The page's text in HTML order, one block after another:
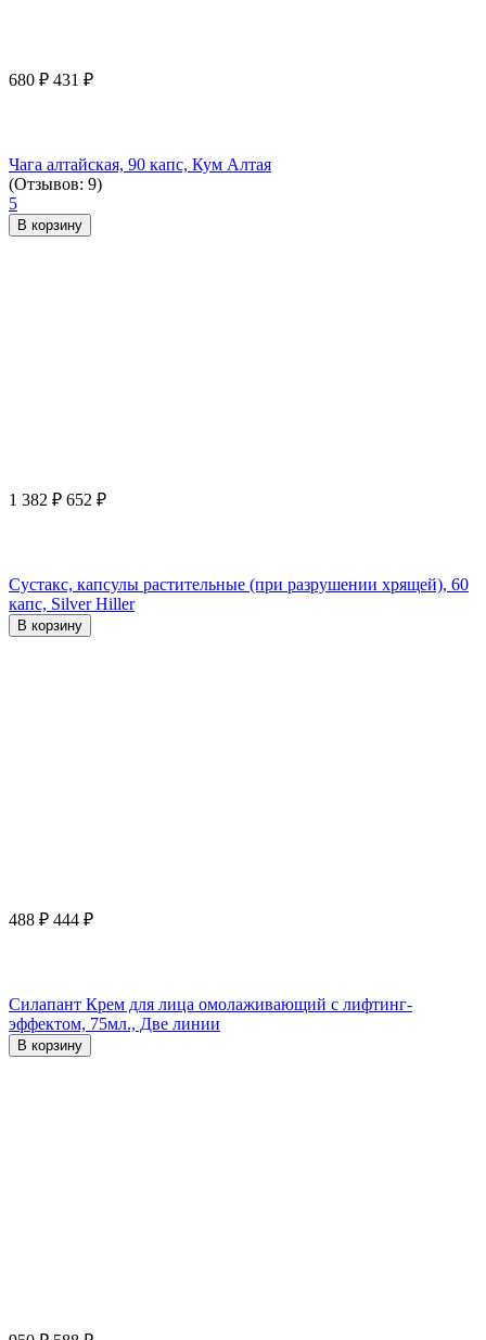
680 ₽ 431 ₽
Чага алтайская, 90 капс, Кум Алтая
(Отзывов: 9)
5
В корзину
1 382 ₽ 652 ₽
Сустакс, капсулы растительные (при разрушении хрящей), 60
капс, Silver Hiller
В корзину
488 ₽ 444 ₽
Силапант Крем для лица омолаживающий с лифтинг-
эффектом, 75мл., Две линии
В корзину